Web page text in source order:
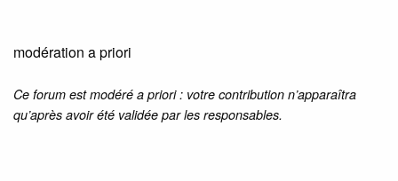
modération a priori
Ce forum est modéré a priori : votre contribution n’apparaîtra
qu’après avoir été validée par les responsables.